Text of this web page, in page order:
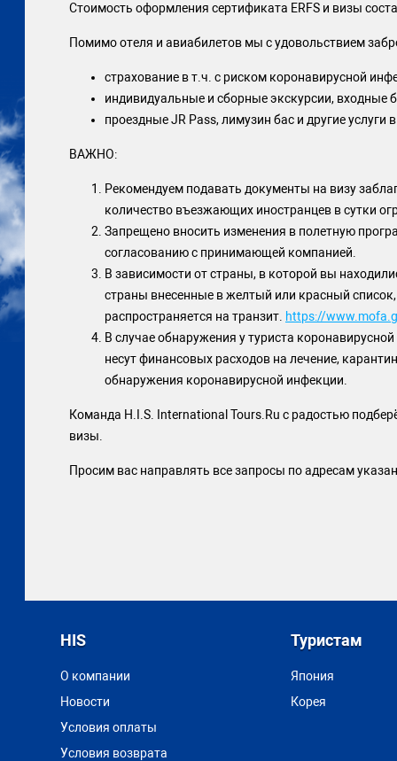
Стоимость оформления сертификата ERFS и визы
Помимо отеля и авиабилетов мы с удовольствием
страхование в т.ч. с риском коронавирусной
индивидуальные и сборные экскурсии, входные
проездные JR Pass, лимузин бас и другие услуги
ВАЖНО:
Рекомендуем подавать документы на визу
количество въезжающих иностранцев в сутки
Запрещено вносить изменения в полетную
согласованию с принимающей компанией.
В зависимости от страны, в которой вы
страны внесенные в желтый или красный
распространяется на транзит. https://
В случае обнаружения у туриста
несут финансовых расходов на лечение,
обнаружения коронавирусной инфекции.
Команда H.I.S. International Tours.Ru с радостью
визы.
Просим вас направлять все запросы по адресам
HIS
О компании
Новости
Условия оплаты
Условия возврата
Туристам
Япония
Корея